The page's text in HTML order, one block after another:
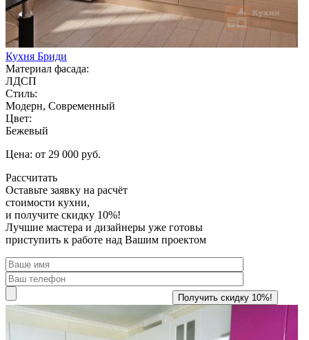
Кухня Бриди
Материал фасада:
ЛДСП
Стиль:
Модерн, Современный
Цвет:
Бежевый
Цена: от 29 000 руб.
Рассчитать
Оставьте заявку на расчёт
стоимости кухни,
и получите скидку 10%!
Лучшие мастера и дизайнеры уже готовы
приступить к работе над Вашим проектом